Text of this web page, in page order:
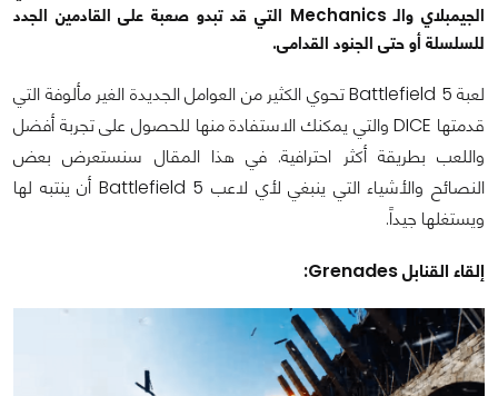
الجيمبلاي والـ Mechanics التي قد تبدو صعبة على القادمين الجدد
للسلسلة أو حتى الجنود القدامى.
لعبة Battlefield 5 تحوي الكثير من العوامل الجديدة الغير مألوفة التي
قدمتها DICE والتي يمكنك الاستفادة منها للحصول على تجربة أفضل
واللعب بطريقة أكثر احترافية. في هذا المقال سنستعرض بعض
النصائح والأشياء التي ينبغي لأي لاعب Battlefield 5 أن ينتبه لها
ويستغلها جيداً.
إلقاء القنابل Grenades: